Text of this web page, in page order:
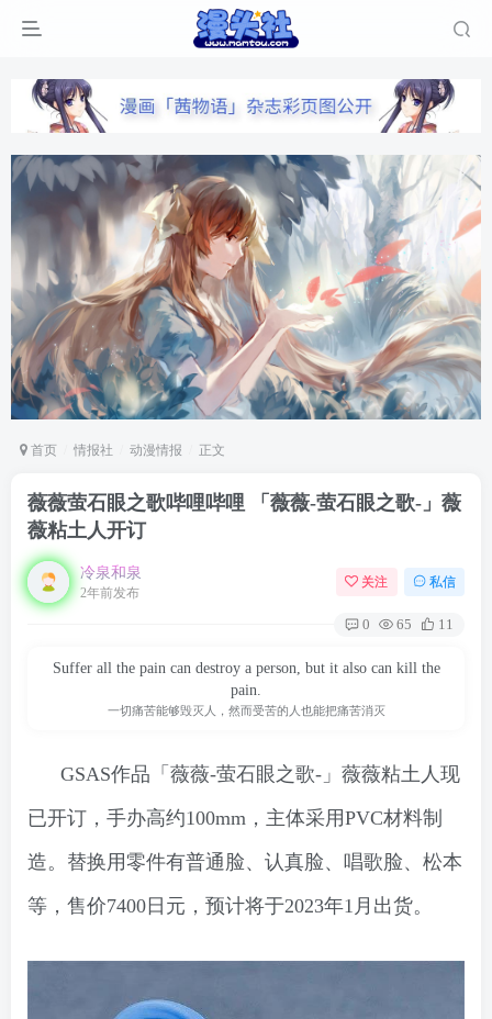
首页 情报社 动漫情报 正文
薇薇萤石眼之歌哔哩哔哩 「薇薇-萤石眼之歌-」薇
薇粘土人开订
冷泉和泉
2年前发布
关注 私信
0 65 11
Suffer all the pain can destroy a person, but it also can kill the
pain.
一切痛苦能够毁灭人，然而受苦的人也能把痛苦消灭
GSAS作品「薇薇-萤石眼之歌-」薇薇粘土人现
已开订，手办高约100mm，主体采用PVC材料制
造。替换用零件有普通脸、认真脸、唱歌脸、松本
等，售价7400日元，预计将于2023年1月出货。